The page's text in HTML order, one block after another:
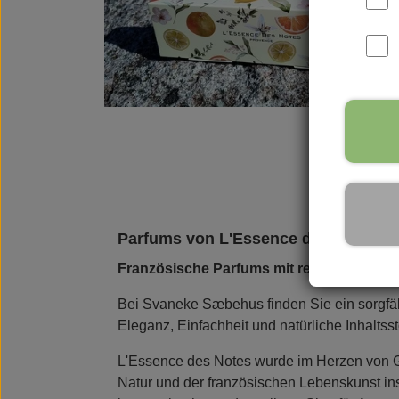
Parfüms Vance Kitira Licht
Parfums von L'Essence des Notes
Französische Parfums mit reinen Noten
Bei Svaneke Sæbehus finden Sie ein
Eleganz, Einfachheit und natürliche
L'Essence des Notes wurde im Herzen
Natur und der französischen Lebenskunst